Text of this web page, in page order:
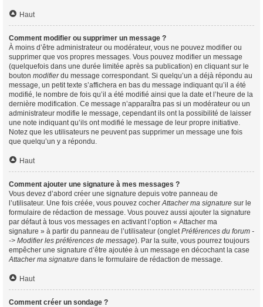
Haut
Comment modifier ou supprimer un message ?
À moins d’être administrateur ou modérateur, vous ne pouvez modifier ou
supprimer que vos propres messages. Vous pouvez modifier un message
(quelquefois dans une durée limitée après sa publication) en cliquant sur le
bouton modifierdu message correspondant. Si quelqu’un a déjà répondu au
message, un petit texte s’affichera en bas du message indiquant qu’il a été
modifié, le nombre de fois qu’il a été modifié ainsi que la date et l’heure de la
dernière modification. Ce message n’apparaîtra pas si un modérateur ou un
administrateur modifie le message, cependant ils ont la possibilité de laisser
une note indiquant qu’ils ont modifié le message de leur propre initiative.
Notez que les utilisateurs ne peuvent pas supprimer un message une fois
que quelqu’un y a répondu.
Haut
Comment ajouter une signature à mes messages ?
Vous devez d’abord créer une signature depuis votre panneau de
l’utilisateur. Une fois créée, vous pouvez cocherAttacher ma signature sur le
formulaire de rédaction de message. Vous pouvez aussi ajouter la signature
par défaut à tous vos messages en activant l’option « Attacher ma
signature » à partir du panneau de l’utilisateur (ongletPréférences du forum -
-> Modifier les préférences de message). Par la suite, vous pourrez toujours
empêcher une signature d’être ajoutée à un message en décochant la case
Attacher ma signature dans le formulaire de rédaction de message.
Haut
Comment créer un sondage ?